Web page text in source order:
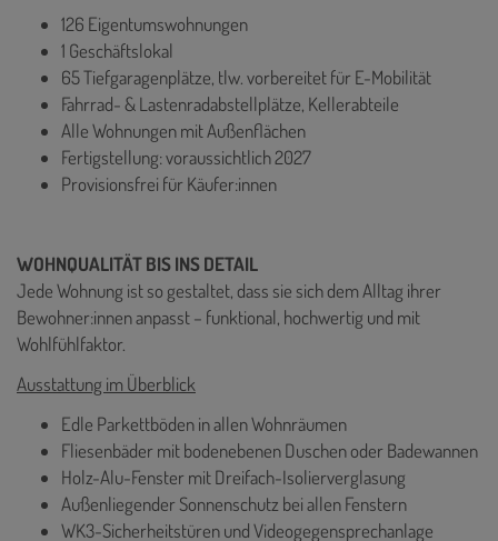
126 Eigentumswohnungen
1 Geschäftslokal
65 Tiefgaragenplätze, tlw. vorbereitet für E-Mobilität
Fahrrad- & Lastenradabstellplätze, Kellerabteile
Alle Wohnungen mit Außenflächen
Fertigstellung: voraussichtlich 2027
Provisionsfrei für Käufer:innen
WOHNQUALITÄT BIS INS DETAIL
Jede Wohnung ist so gestaltet, dass sie sich dem Alltag ihrer
Bewohner:innen anpasst – funktional, hochwertig und mit
Wohlfühlfaktor.
Ausstattung im Überblick
Edle Parkettböden in allen Wohnräumen
Fliesenbäder mit bodenebenen Duschen oder Badewannen
Holz-Alu-Fenster mit Dreifach-Isolierverglasung
Außenliegender Sonnenschutz bei allen Fenstern
WK3-Sicherheitstüren und Videogegensprechanlage